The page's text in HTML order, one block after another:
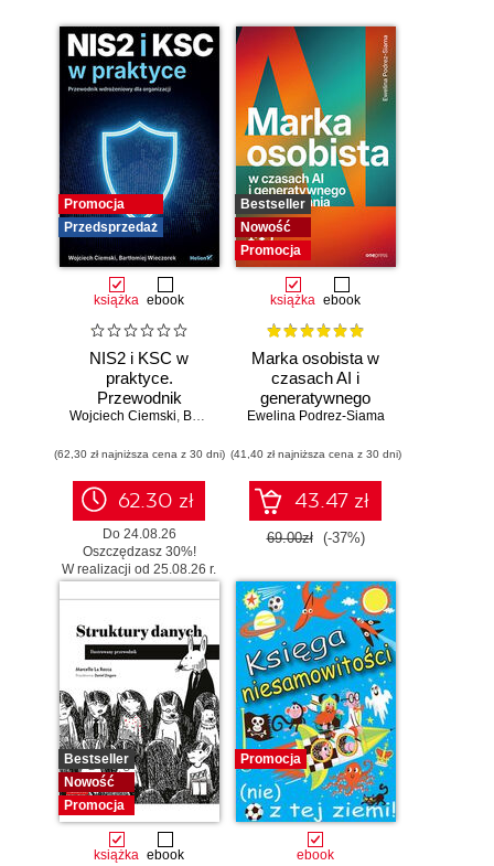
Promocja
Przedsprzedaż
książka ebook
NIS2 i KSC w
praktyce.
Przewodnik
wdrożeniowy dla
Wojciech Ciemski, Bartłomiej Wieczorek
(62,30 zł najniższa cena z 30 dni)
62.30 zł
Do 24.08.26
Oszczędzasz 30%!
W realizacji od 25.08.26 r.
Bestseller
Nowość
Promocja
książka ebook
Marka osobista w
czasach AI i
generatywnego
wyszukiwania
Ewelina Podrez-Siama
(41,40 zł najniższa cena z 30 dni)
43.47 zł
69.00zł (-37%)
Bestseller
Nowość
Promocja
książka ebook
Promocja
ebook